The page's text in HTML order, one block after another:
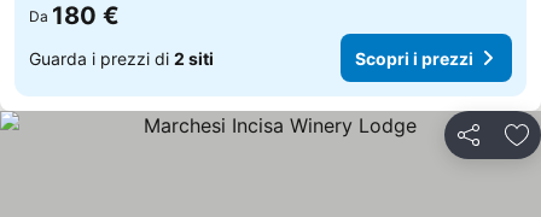
Da 180 €
Guarda i prezzi di 2 siti Scopri i prezzi
Condividi